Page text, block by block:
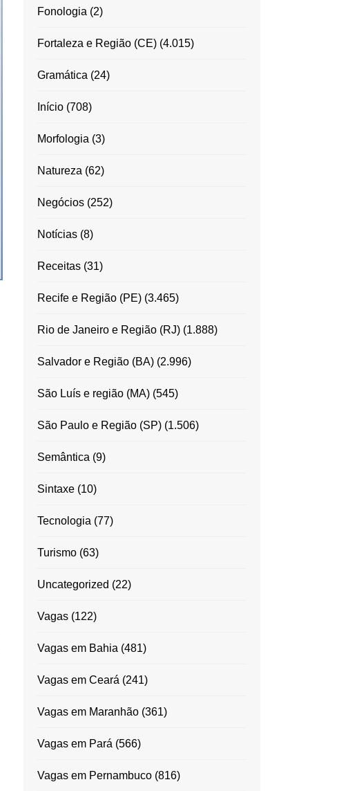
Fonologia (2)
Fortaleza e Região (CE)(4.015)
Gramática (24)
Início(708)
Morfologia (3)
Natureza (62)
Negócios(252)
Notícias(8)
Receitas(31)
Recife e Região (PE)(3.465)
Rio de Janeiro e Região (RJ)(1.888)
Salvador e Região (BA)(2.996)
São Luís e região (MA)(545)
São Paulo e Região (SP)(1.506)
Semântica (9)
Sintaxe(10)
Tecnologia (77)
Turismo(63)
Uncategorized (22)
Vagas(122)
Vagas em Bahia (481)
Vagas em Ceará (241)
Vagas em Maranhão(361)
Vagas em Pará (566)
Vagas em Pernambuco(816)